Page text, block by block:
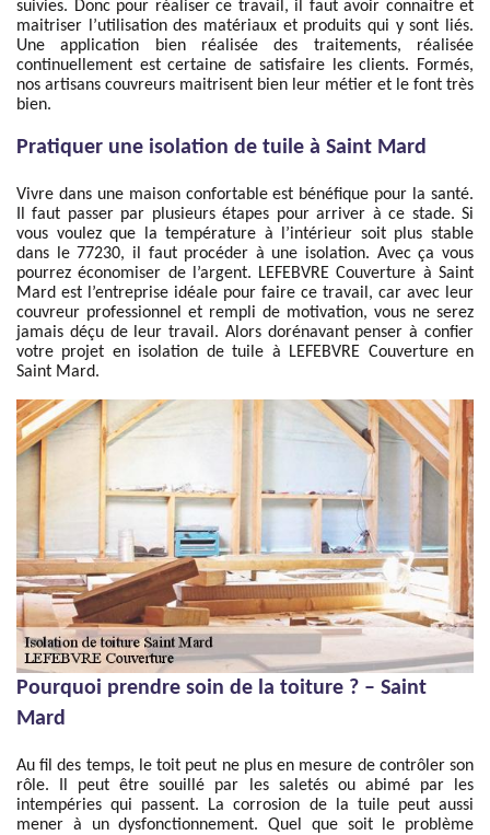
suivies. Donc pour réaliser ce travail, il faut avoir connaitre et
maitriser l’utilisation des matériaux et produits qui y sont liés.
Une application bien réalisée des traitements, réalisée
continuellement est certaine de satisfaire les clients. Formés,
nos artisans couvreurs maitrisent bien leur métier et le font très
bien.
Pratiquer une isolation de tuile à Saint Mard
Vivre dans une maison confortable est bénéfique pour la santé.
Il faut passer par plusieurs étapes pour arriver à ce stade. Si
vous voulez que la température à l’intérieur soit plus stable
dans le 77230, il faut procéder à une isolation. Avec ça vous
pourrez économiser de l’argent. LEFEBVRE Couverture à Saint
Mard est l’entreprise idéale pour faire ce travail, car avec leur
couvreur professionnel et rempli de motivation, vous ne serez
jamais déçu de leur travail. Alors dorénavant penser à confier
votre projet en isolation de tuile à LEFEBVRE Couverture en
Saint Mard.
Pourquoi prendre soin de la toiture ? – Saint
Mard
Au fil des temps, le toit peut ne plus en mesure de contrôler son
rôle. Il peut être souillé par les saletés ou abimé par les
intempéries qui passent. La corrosion de la tuile peut aussi
mener à un dysfonctionnement. Quel que soit le problème